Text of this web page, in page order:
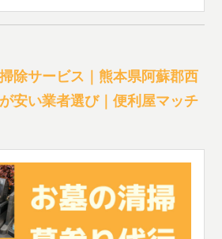
除サービス｜熊本県阿蘇郡西
安い業者選び｜便利屋マッチ